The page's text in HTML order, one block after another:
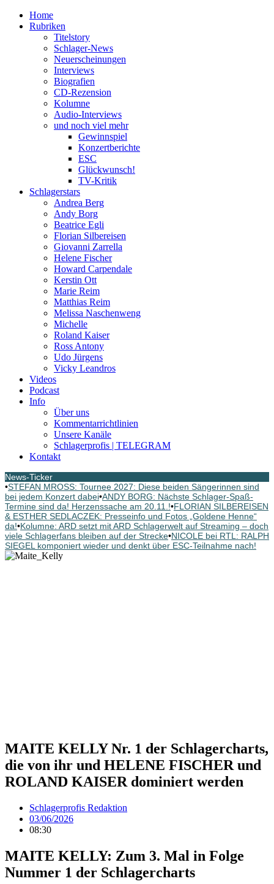
Home
Rubriken
Titelstory
Schlager-News
Neuerscheinungen
Interviews
Biografien
CD-Rezension
Kolumne
Audio-Interviews
und noch viel mehr
Gewinnspiel
Konzertberichte
ESC
Glückwunsch!
TV-Kritik
Schlagerstars
Andrea Berg
Andy Borg
Beatrice Egli
Florian Silbereisen
Giovanni Zarrella
Helene Fischer
Howard Carpendale
Kerstin Ott
Marie Reim
Matthias Reim
Melissa Naschenweng
Michelle
Roland Kaiser
Ross Antony
Udo Jürgens
Vicky Leandros
Videos
Podcast
Info
Über uns
Kommentarrichtlinien
Unsere Kanäle
Schlagerprofis | TELEGRAM
Kontakt
News-Ticker
•STEFAN MROSS: Tournee 2027: Diese beiden Sängerinnen sind
bei jedem Konzert dabei•ANDY BORG: Nächste Schlager-Spaß-
Termine sind da! Herzenssache am 20.11.!•FLORIAN SILBEREISEN
& ESTHER SEDLACZEK: Presseinfo und Fotos „Goldene Henne“
da!•Kolumne: ARD setzt mit ARD Schlagerwelt auf Streaming – doch
viele Schlagerfans bleiben auf der Strecke•NICOLE bei RTL: RALPH
SIEGEL komponiert wieder und denkt über ESC-Teilnahme nach!
MAITE KELLY Nr. 1 der Schlagercharts,
die von ihr und HELENE FISCHER und
ROLAND KAISER dominiert werden
Schlagerprofis Redaktion
03/06/2026
08:30
MAITE KELLY: Zum 3. Mal in Folge
Nummer 1 der Schlagercharts